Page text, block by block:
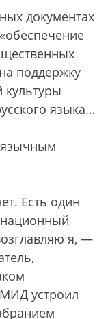
документах
поддержку
языка…
Есть один
я, —
устроил